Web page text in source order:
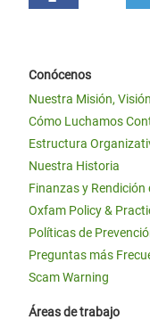
Conócenos
Nuestra Misión,
Cómo Luchamos
Estructura
Nuestra Historia
Finanzas y Rendición
Oxfam Policy &
Políticas de
Preguntas más
Scam Warning
Áreas de trabajo